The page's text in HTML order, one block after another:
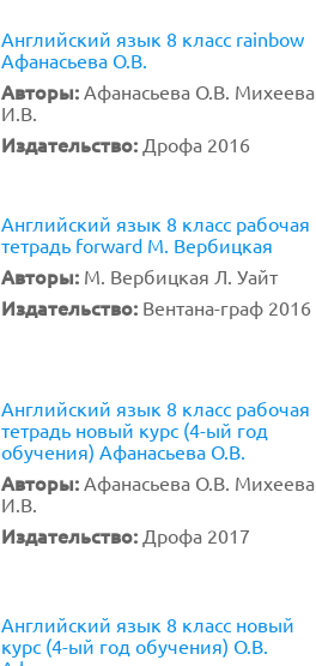
Английский язык 8 класс rainbow
Афанасьева О.В.
Авторы: Афанасьева О.В. Михеева
И.В.
Издательство: Дрофа 2016
Английский язык 8 класс рабочая
тетрадь forward М. Вербицкая
Авторы: М. Вербицкая Л. Уайт
Издательство: Вентана-граф 2016
Английский язык 8 класс рабочая
тетрадь новый курс (4-ый год
обучения) Афанасьева О.В.
Авторы: Афанасьева О.В. Михеева
И.В.
Издательство: Дрофа 2017
Английский язык 8 класс новый
курс (4-ый год обучения) О.В.